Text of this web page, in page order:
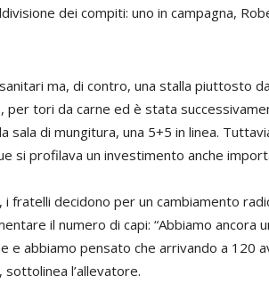
dei compiti: uno in campagna,
ma, di contro, una stalla piuttosto
per tori da carne ed è stata
sala di mungitura, una 5+5 in linea.
si profilava un investimento anche
fratelli decidono per un cambiamento
il numero di capi: “Abbiamo ancora
e abbiamo pensato che arrivando a 120
l’allevatore.